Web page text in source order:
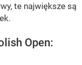
te największe są
Open: